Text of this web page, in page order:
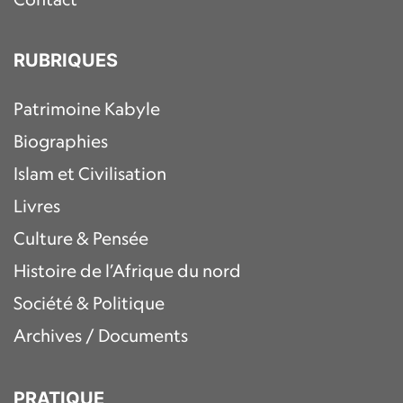
RUBRIQUES
Patrimoine Kabyle
Biographies
Islam et Civilisation
Livres
Culture & Pensée
Histoire de l’Afrique du nord
Société & Politique
Archives / Documents